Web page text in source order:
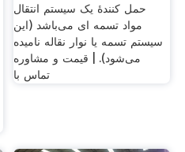
حمل کنندهٔ یک سیستم انتقال
مواد تسمه ای می‌باشد (این
سیستم تسمه یا نوار نقاله نامیده
می‌شود). | قیمت و مشاوره
تماس با